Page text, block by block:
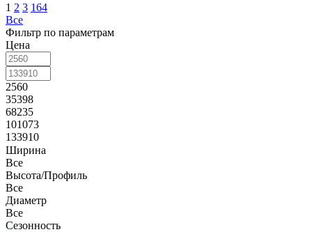
1 2 3 164
Все
Фильтр по параметрам
Цена
2560
35398
68235
101073
133910
Ширина
Все
Высота/Профиль
Все
Диаметр
Все
Сезонность